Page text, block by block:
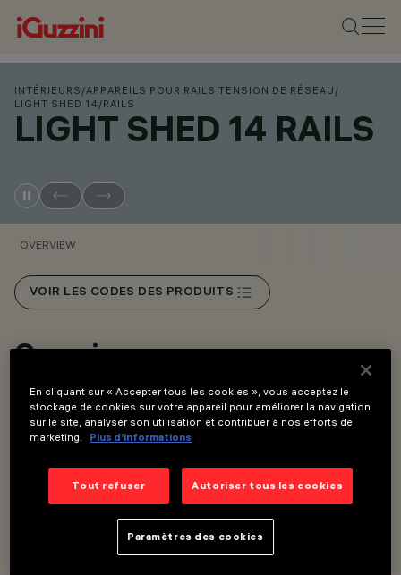
INTÉRIEURS /APPAREILS POUR RAILS TENSION DE RÉSEAU /
LIGHT SHED 14 /RAILS
LIGHT SHED 14 RAILS
OVERVIEW
VOIR LES CODES DES PRODUITS
Overview
Appareils de différentes longueurs avec LED à haute
efficacité.
thermoplastique finition blanche ou technologique « Opti
Diamond », avec raster breveté en matière
thermoplastique texturé translucide, réalisé avec
système catadioptrique, sans traitements de
En cliquant sur « Accepter tous les cookies », vous acceptez le
stockage de cookies sur votre appareil pour améliorer la navigation
sur le site, analyser son utilisation et contribuer à nos efforts de
marketing.
Plus d’informations
Tout refuser Autoriser tous les cookies
Paramètres des cookies